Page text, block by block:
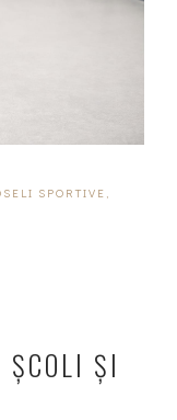
SPORTIVE
ȘCOLI ȘI